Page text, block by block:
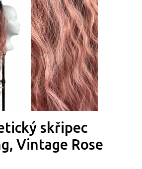
skřipec
Vintage Rose